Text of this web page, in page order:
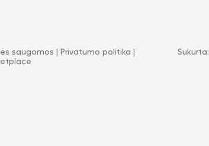
saugomos | Privatumo politika Sukurta: